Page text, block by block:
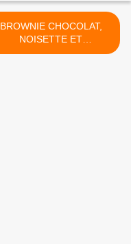
BROWNIE CHOCOLAT,
NOISETTE ET
NOCCIOLATA >